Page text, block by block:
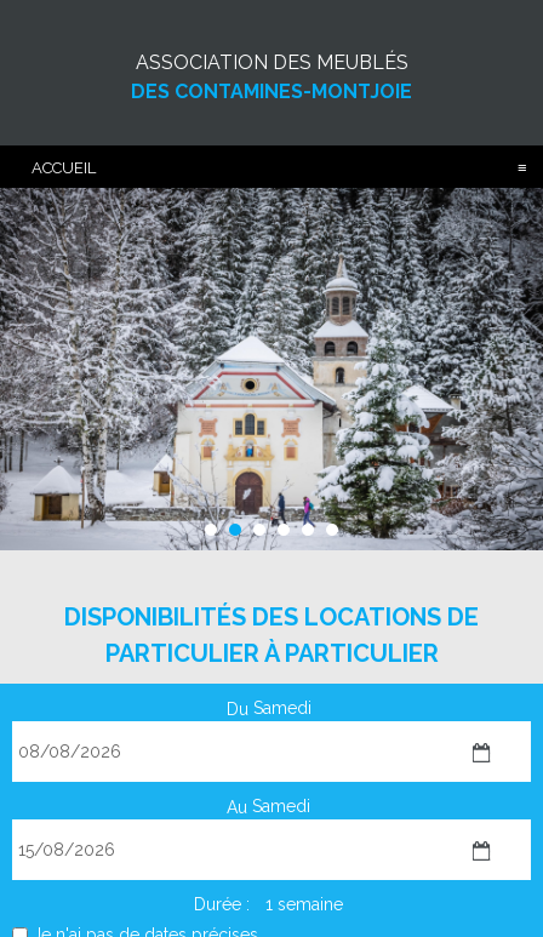
ASSOCIATION DES MEUBLÉS
DES CONTAMINES-MONTJOIE
ACCUEIL
DISPONIBILITÉS DES LOCATIONS DE
PARTICULIER À PARTICULIER
Du Samedi
Au Samedi
Durée :
1 semaine